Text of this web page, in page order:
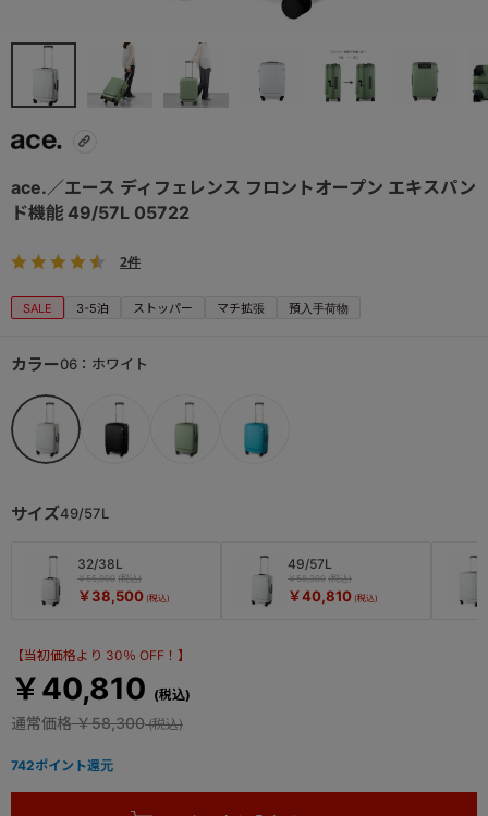
ace.／エース ディフェレンス フロントオープン エキスパン
ド機能 49/57L 05722
2件
SALE 3-5泊 ストッパー マチ拡張 預入手荷物
【当初価格より 30％ OFF！】
￥40,810
通常価格￥58,300
サイズ49/57L
32/38L
￥55,000
￥38,500
49/57L
￥58,300
￥40,810
カラー06：ホワイト
742ポイント還元